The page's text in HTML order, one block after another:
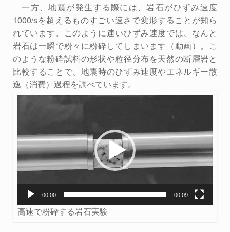
一方、地震が発生する際には、岩石がひずみ速度
1000/sを超えるものすごい速さで変形することが知ら
れています。このように速いひずみ速度では、なんと
岩石は一瞬で粉々に粉砕してしまいます（動画）。こ
のような粉砕試料の形状や粒径分布を天然の断層岩と
比較することで、地震時のひずみ速度やエネルギー散
逸（消費）過程を調べています。
プ
レ
ー
ヤ
00:00 00:09
高速で粉砕する岩石実験